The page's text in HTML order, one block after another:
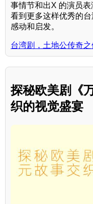
事情节和出X 的演员
看到更多这样优秀的
感动和启发。
台湾剧，土地公传奇
探秘欧美剧《
织的视觉盛宴